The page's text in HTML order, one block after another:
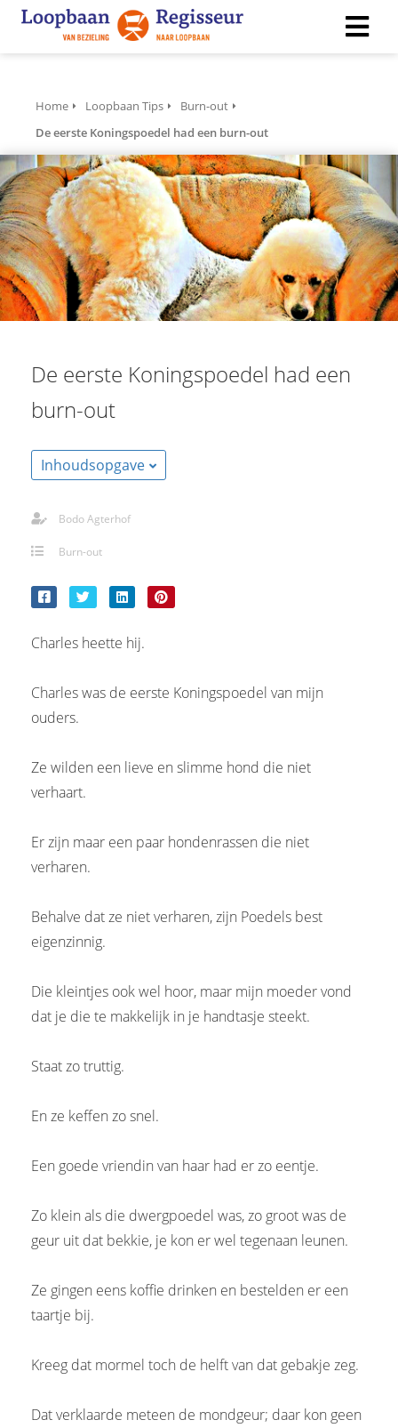
Home Loopbaan Tips
Burn-out
De eerste Koningspoedel had een burn-out
De eerste Koningspoedel had een
burn-out
Inhoudsopgave
Bodo Agterhof
Burn-out
Charles heette hij.
Charles was de eerste Koningspoedel van mijn
ouders.
Ze wilden een lieve en slimme hond die niet
verhaart.
Er zijn maar een paar hondenrassen die niet
verharen.
Behalve dat ze niet verharen, zijn Poedels best
eigenzinnig.
Die kleintjes ook wel hoor, maar mijn moeder vond
dat je die te makkelijk in je handtasje steekt.
Staat zo truttig.
En ze keffen zo snel.
Een goede vriendin van haar had er zo eentje.
Zo klein als die dwergpoedel was, zo groot was de
geur uit dat bekkie, je kon er wel tegenaan leunen.
Ze gingen eens koffie drinken en bestelden er een
taartje bij.
Kreeg dat mormel toch de helft van dat gebakje zeg.
Dat verklaarde meteen de mondgeur; daar kon geen
zijn
om
te
Ze
deze
kan de
van
gebruikt
te
Hierdoor